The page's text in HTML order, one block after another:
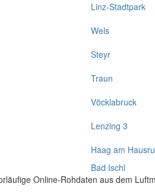
Linz-Stadtpark
Wels
Steyr
Traun
Vöcklabruck
Lenzing 3
Haag am
Bad Ischl
Online-Rohdaten aus dem